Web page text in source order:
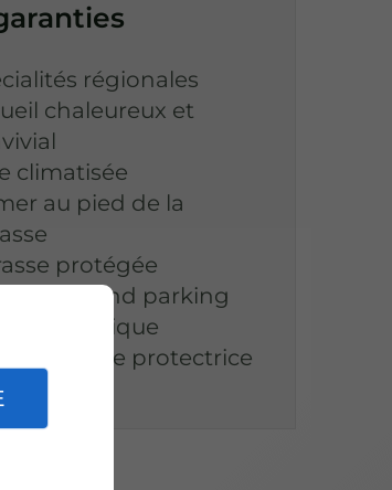
régionales
chaleureux et
climatisée
au pied de la
protégée
d'un grand parking
panoramique
à la digue protectrice